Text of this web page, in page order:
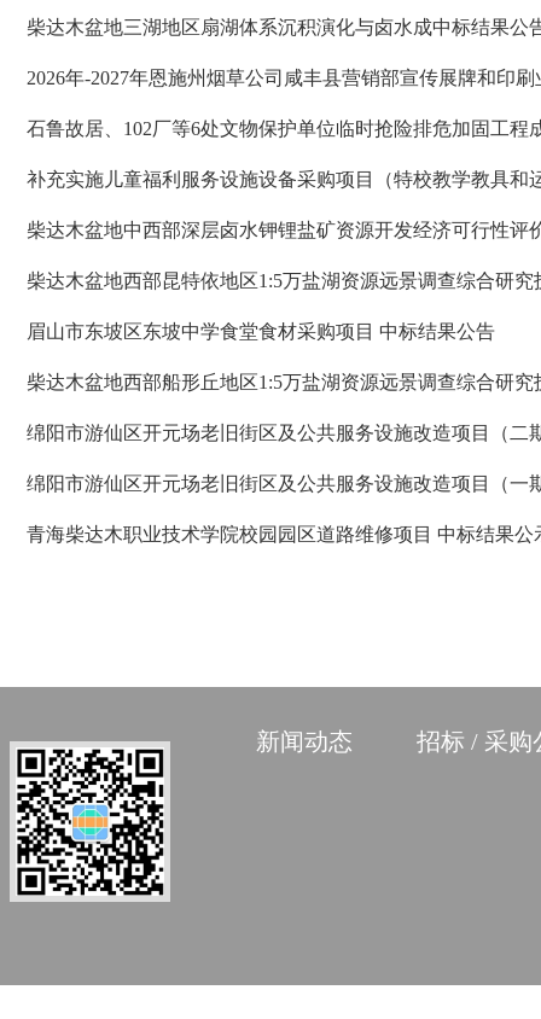
柴达木盆地三湖地区扇湖体系沉积演化与卤水成中标结果公
2026年-2027年恩施州烟草公司咸丰县营销部宣传展牌和印
石鲁故居、102厂等6处文物保护单位临时抢险排危加固工程
补充实施儿童福利服务设施设备采购项目（特校教学教具和
柴达木盆地中西部深层卤水钾锂盐矿资源开发经济可行性
柴达木盆地西部昆特依地区1:5万盐湖资源远景调查综合研
眉山市东坡区东坡中学食堂食材采购项目 中标结果公告
柴达木盆地西部船形丘地区1:5万盐湖资源远景调查综合研
绵阳市游仙区开元场老旧街区及公共服务设施改造项目（
绵阳市游仙区开元场老旧街区及公共服务设施改造项目（
青海柴达木职业技术学院校园园区道路维修项目 中标结果公
新闻动态 招标 / 采购